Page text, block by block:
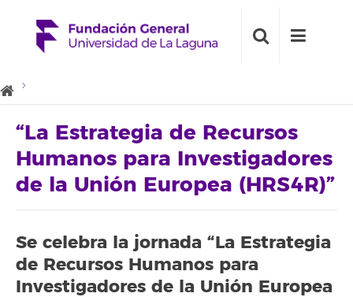
“La Estrategia de Recursos
Humanos para Investigadores
de la Unión Europea (HRS4R)”
Se celebra la jornada “La Estrategia
de Recursos Humanos para
Investigadores de la Unión Europea